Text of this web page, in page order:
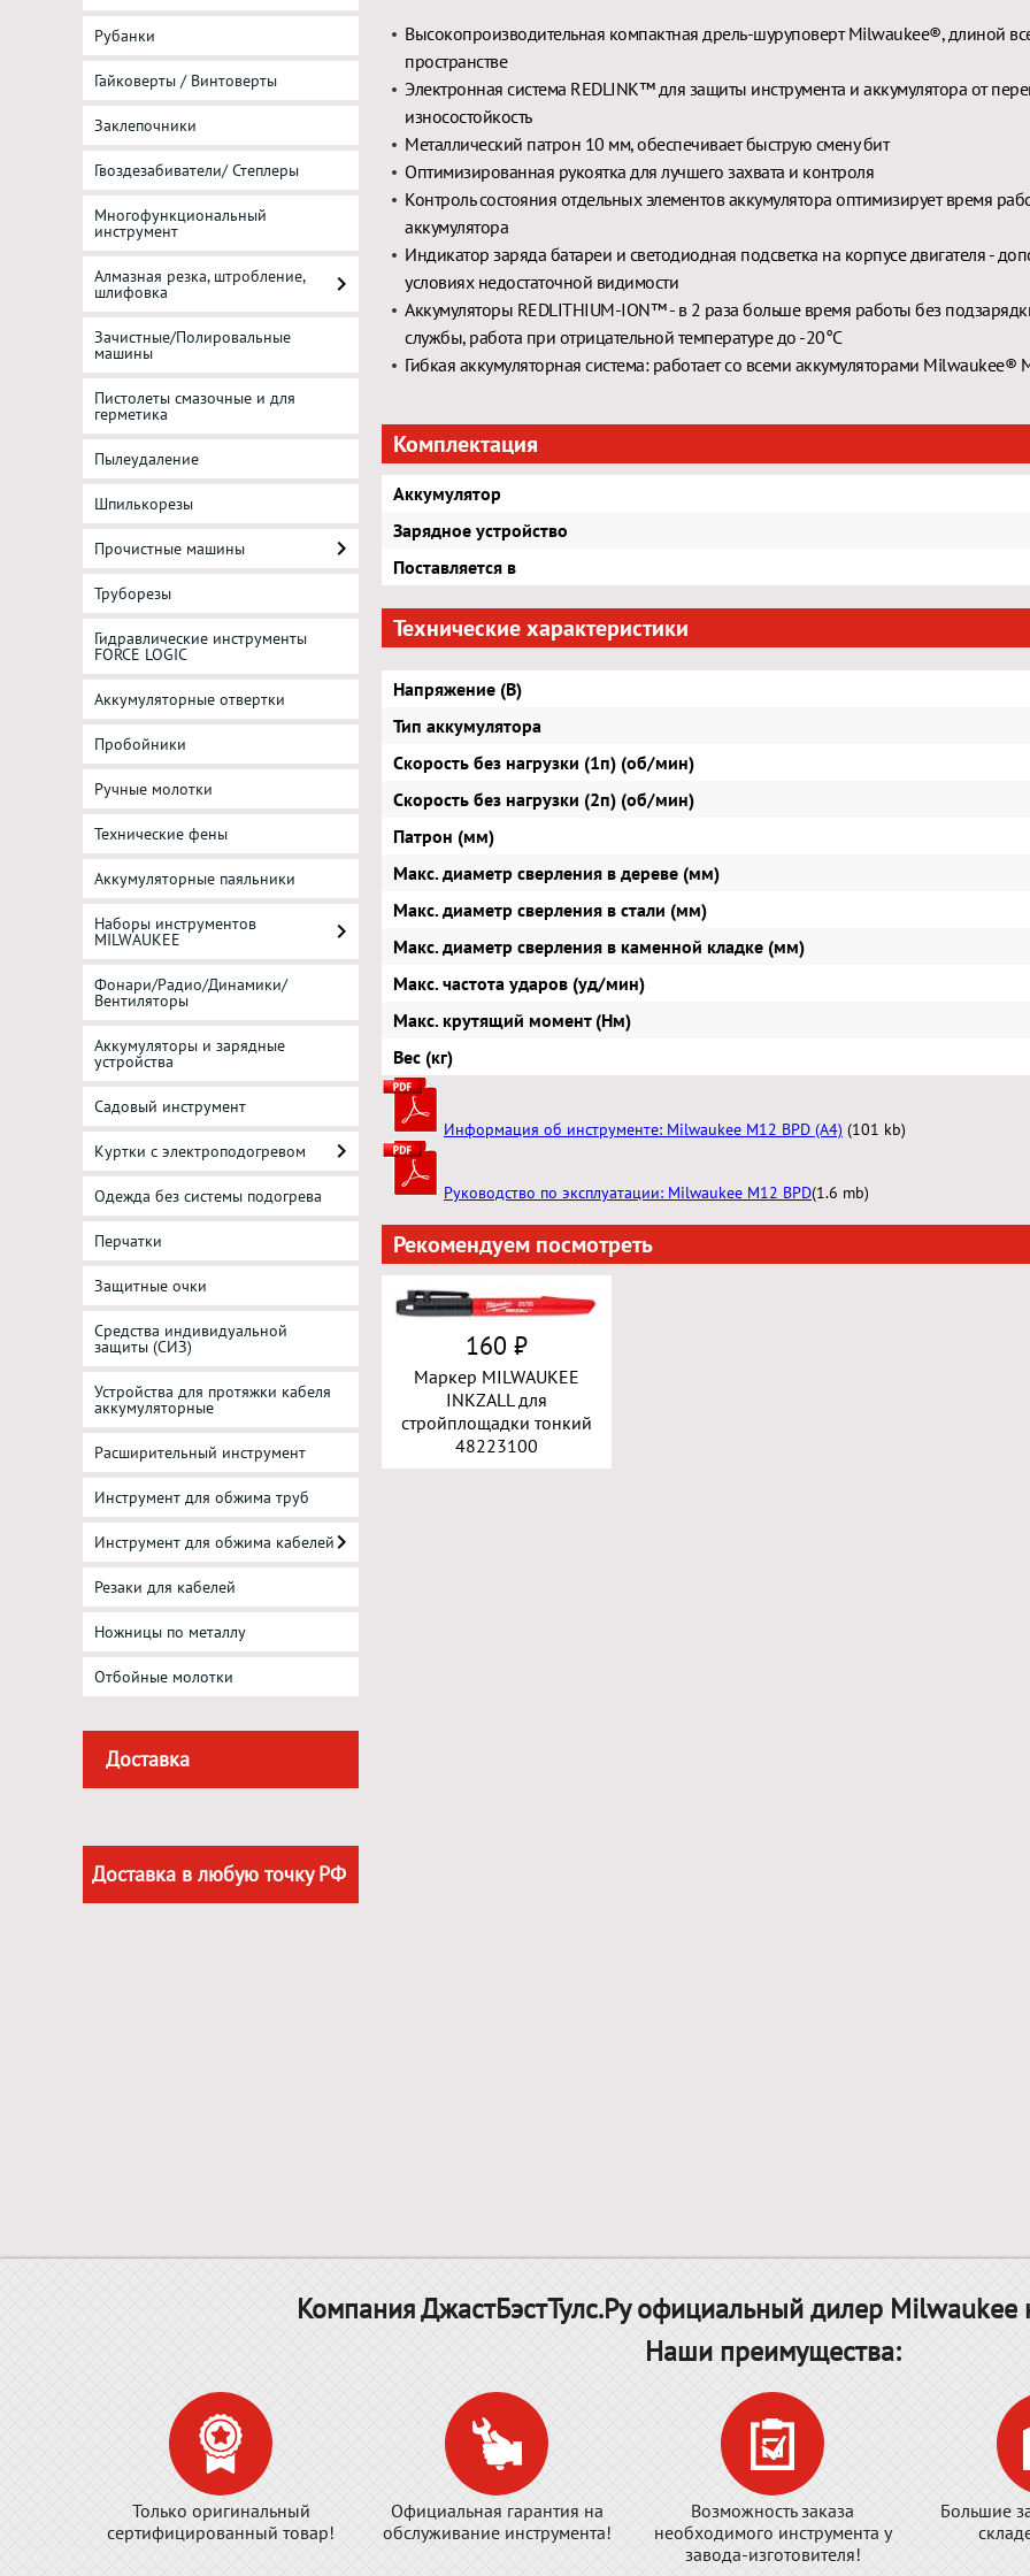
Рубанки
Гайковерты / Винтоверты
Заклепочники
Гвоздезабиватели/ Степлеры
Многофункциональный
инструмент
Алмазная резка, штробление,
шлифовка
Зачистные/Полировальные
машины
Пистолеты смазочные и для
герметика
Пылеудаление
Шпилькорезы
Прочистные машины
Труборезы
Гидравлические инструменты
FORCE LOGIC
Аккумуляторные отвертки
Пробойники
Ручные молотки
Технические фены
Аккумуляторные паяльники
Наборы инструментов
MILWAUKEE
Фонари/Радио/Динамики/
Вентиляторы
Аккумуляторы и зарядные
устройства
Садовый инструмент
Куртки с электроподогревом
Одежда без системы подогрева
Перчатки
Защитные очки
Средства индивидуальной
защиты (СИЗ)
Устройства для протяжки кабеля
аккумуляторные
Расширительный инструмент
Инструмент для обжима труб
Инструмент для обжима кабелей
Резаки для кабелей
Ножницы по металлу
Отбойные молотки
Доставка
Доставка в любую точку РФ
Высокопроизводительная компактная дрель-шуруповерт Milwaukee®, длиной
пространстве
Электронная система REDLINK™ для защиты инструмента и аккумулятора от
износостойкость
Металлический патрон 10 мм, обеспечивает быструю смену бит
Оптимизированная рукоятка для лучшего захвата и контроля
Контроль состояния отдельных элементов аккумулятора оптимизирует время
аккумулятора
Индикатор заряда батареи и светодиодная подсветка на корпусе двигателя -
условиях недостаточной видимости
Аккумуляторы REDLITHIUM-ION™ - в 2 раза больше время работы без
службы, работа при отрицательной температуре до -20°С
Гибкая аккумуляторная система: работает со всеми аккумуляторами Milwaukee®
Комплектация
Аккумулятор
Зарядное устройство
Поставляется в
Технические характеристики
Напряжение (В)
Тип аккумулятора
Скорость без нагрузки (1п) (об/мин)
Скорость без нагрузки (2п) (об/мин)
Патрон (мм)
Макс. диаметр сверления в дереве (мм)
Макс. диаметр сверления в стали (мм)
Макс. диаметр сверления в каменной кладке (мм)
Макс. частота ударов (уд/мин)
Макс. крутящий момент (Нм)
Вес (кг)
Информация об инструменте: Milwaukee M12 BPD (A4) (101 kb)
Руководство по эксплуатации: Milwaukee M12 BPD(1.6 mb)
Рекомендуем посмотреть
160 ₽
Маркер MILWAUKEE
INKZALL для
стройплощадки тонкий
48223100
Компания ДжастБэстТулс.Ру официальный дилер Milwaukee
Наши преимущества:
Только оригинальный
сертифицированный товар!
Официальная гарантия на
обслуживание инструмента!
Возможность заказа
необходимого инструмента у
завода-изготовителя!
Большие